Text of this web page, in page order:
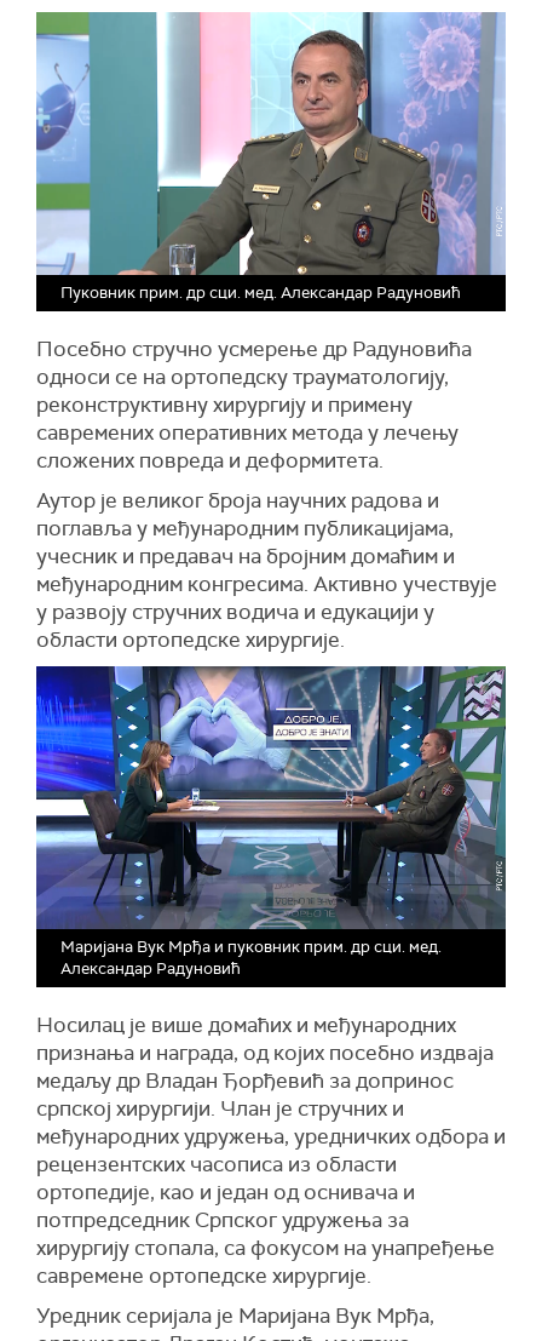
Пуковник прим. др сци. мед. Александар Радуновић
Посебно стручно усмерење др Радуновића
односи се на ортопедску трауматологију,
реконструктивну хирургију и примену
савремених оперативних метода у лечењу
сложених повреда и деформитета.
Аутор је великог броја научних радова и
поглавља у међународним публикацијама,
учесник и предавач на бројним домаћим и
међународним конгресима. Активно учествује
у развоју стручних водича и едукацији у
области ортопедске хирургије.
Маријана Вук Мрђа и пуковник прим. др сци. мед.
Александар Радуновић
Носилац је више домаћих и међународних
признања и награда, од којих посебно издваја
медаљу др Владан Ђорђевић за допринос
српској хирургији. Члан је стручних и
међународних удружења, уредничких одбора и
рецензентских часописа из области
ортопедије, као и један од оснивача и
потпредседник Српског удружења за
хирургију стопала, са фокусом на унапређење
савремене ортопедске хирургије.
Уредник серијала је Маријана Вук Мрђа,